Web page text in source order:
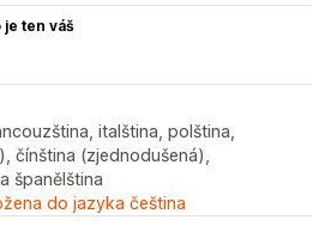
je ten váš
italština, polština,
čínština (zjednodušená),
španělština
do jazyka čeština